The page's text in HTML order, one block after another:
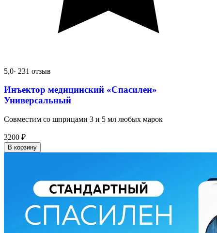
5,0· 231 отзыв
Инъектор медицинский «Спасилен»
Универсальный
Совместим со шприцами 3 и 5 мл любых марок
3200 ₽
В корзину